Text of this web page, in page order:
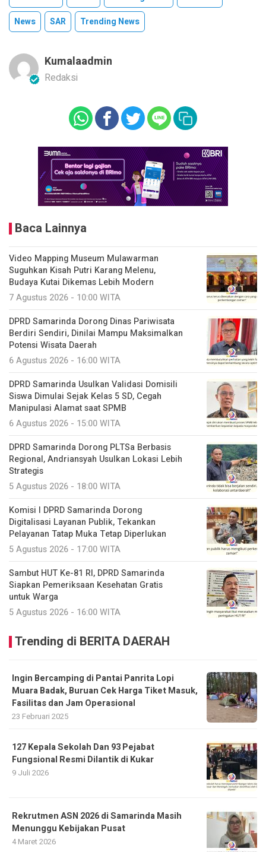
News
SAR Trending News
Kumalaadmin
Redaksi
Baca Lainnya
Video Mapping Museum Mulawarman
Suguhkan Kisah Putri Karang Melenu,
Budaya Kutai Dikemas Lebih Modern
7 Agustus 2026 - 10:00 WITA
DPRD Samarinda Dorong Dinas Pariwisata
Berdiri Sendiri, Dinilai Mampu Maksimalkan
Potensi Wisata Daerah
6 Agustus 2026 - 16:00 WITA
DPRD Samarinda Usulkan Validasi Domisili
Siswa Dimulai Sejak Kelas 5 SD, Cegah
Manipulasi Alamat saat SPMB
6 Agustus 2026 - 15:00 WITA
DPRD Samarinda Dorong PLTSa Berbasis
Regional, Andriansyah Usulkan Lokasi Lebih
Strategis
5 Agustus 2026 - 18:00 WITA
Komisi I DPRD Samarinda Dorong
Digitalisasi Layanan Publik, Tekankan
Pelayanan Tatap Muka Tetap Diperlukan
5 Agustus 2026 - 17:00 WITA
Sambut HUT Ke-81 RI, DPRD Samarinda
Siapkan Pemeriksaan Kesehatan Gratis
untuk Warga
5 Agustus 2026 - 16:00 WITA
Trending di BERITA DAERAH
Ingin Bercamping di Pantai Panrita Lopi
Muara Badak, Buruan Cek Harga Tiket Masuk,
Fasilitas dan Jam Operasional
23 Februari 2025
127 Kepala Sekolah Dan 93 Pejabat
Fungsional Resmi Dilantik di Kukar
9 Juli 2026
Rekrutmen ASN 2026 di Samarinda Masih
Menunggu Kebijakan Pusat
4 Maret 2026